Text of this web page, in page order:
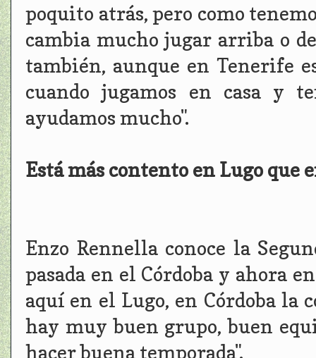
poquito atrás, pero como
cambia mucho jugar arriba o
también, aunque en Tenerife
cuando jugamos en casa y
ayudamos mucho".
Está más contento en Lugo que
Enzo Rennella conoce la
pasada en el Córdoba y ahora
aquí en el Lugo, en Córdoba la
hay muy buen grupo, buen
hacer buena temporada".